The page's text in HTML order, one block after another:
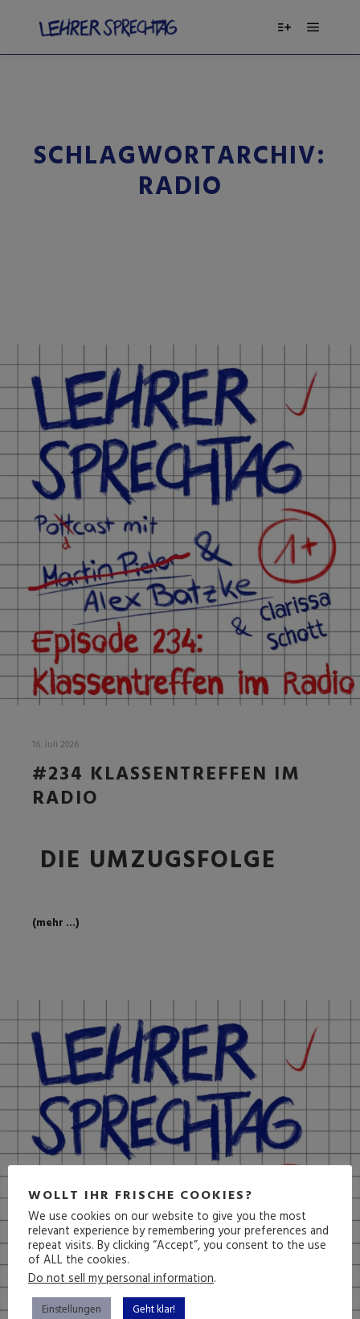
SCHLAGWORTARCHIV:
RADIO
16. Juli 2026
#234 KLASSENTREFFEN IM
RADIO
DIE UMZUGSFOLGE
(mehr …)
WOLLT IHR FRISCHE COOKIES?
We use cookies on our website to give you the most
relevant experience by remembering your preferences and
repeat visits. By clicking “Accept”, you consent to the use
of ALL the cookies.
Do not sell my personal information.
Einstellungen Geht klar!